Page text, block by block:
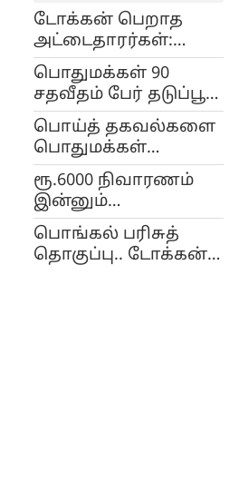
டோக்கன் பெறாத
அட்டைதாரர்கள்:
பொங்கல் பரிசுத்
தொகுப்பு பெற
இன்றே கடைசி..!
பொதுமக்கள் 90
சதவீதம் பேர் தடுப்பூசி
போட்டுள்ளனர்-
அமைச்சர்
மா.சுப்பிரமணியன்
பொய்த் தகவல்களை
பொதுமக்கள்
நம்பவேண்டாம்!-
அரசின் ஃபேக்ட் செக்
குழு தகவல்
ரூ.6000 நிவாரணம்
இன்னும்
கிடைக்கவில்லை:
திமுக எம்.எல்.ஏவை
முற்றுகையிட்ட
பொங்கல் பரிசுத்
தொகுப்பு.. டோக்கன்